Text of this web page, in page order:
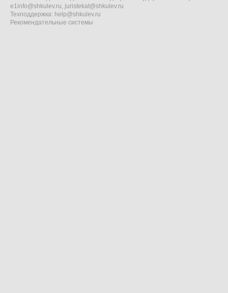
e1info@shkulev.ru, juristekat@shkulev.ru
Техподдержка: help@shkulev.ru
Рекомендательные системы